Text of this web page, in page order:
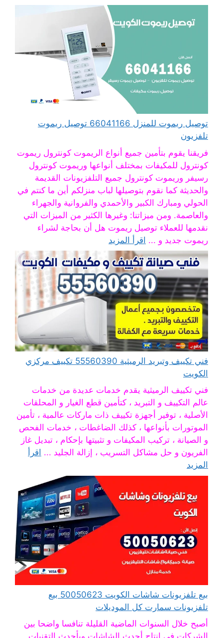
توصيل ريموت للمنزل 66041166 توصيل ريموت
تلفزيون
فريقنا يقوم بتأمين جميع أنواع الريموت كونترول ريموت
كونترول للمكيفات بمختلف أنواعها وريموت كونترول
رسيفر وريموت كونترول جميع التلفزيونات القديمة
والحديثة كما نقوم بتوصيلها لباب منزلكم أين ما كنتم في
الحولي ومبارك الكبير والأحمدي والفروانية والجهراء
والعاصمة. ومن ميزاتنا: وغيرها الكثير من الميزات التي
نقدمها للعملاء توصيل ريموت هل أن بحاجة لشراء
ريموت جديد و ... اقرأ المزيد
فني تكييف وتبريد الرميثية 55560390 تكييف مركزي
الكويت
فني تكييف الرميثية يقدم خدمات عديدة من خدمات
عالم التكييف و التبريد ، كتأمين قطع الغيار و المحلقات
الأصلية ، توفير أجهزة تكييف ذات ماركات عالمية ، تأمين
الموتورات بأنواعها ، كذلك الضاغطات ، خدمات الفحص
و الصيانة ، تركيب المكيفات و تثبيتها بإحكام ، تبديل غاز
الفريون و حل مشاكل التسريب ، إزالة الجليد ... اقرأ
المزيد
بيع تلفزيونات شاشات الكويت 50050623 بيع
تلفزيونات سمارت كل الموديلات
أصبح خلال السنوات الماضية القليلة تنافسا واضحا بين